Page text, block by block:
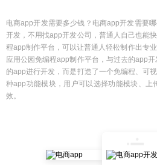
电商app开发需要多少钱？电商app开发需要
开发，不用找app开发公司，普通人自己也能
程app制作平台，可以让普通人轻松制作出专
应用公园免编程app制作平台，与过去的app
的app进行开发，而是打造了一个免编程、可
种app功能模块，用户可以选择功能模块、上
效。